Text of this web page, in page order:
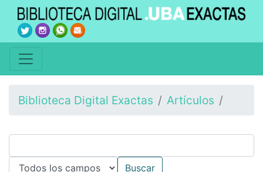
Biblioteca Digital Exactas Artículos